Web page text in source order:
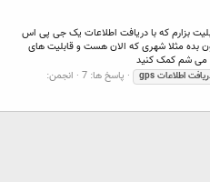
بزارم که با دریافت اطلاعات یک جی پی اس
مثلا شهری که الان هست و قابلیت های
می شم کمک کنید
اطلاعات gps پاسخ ها: 7
انجمن: